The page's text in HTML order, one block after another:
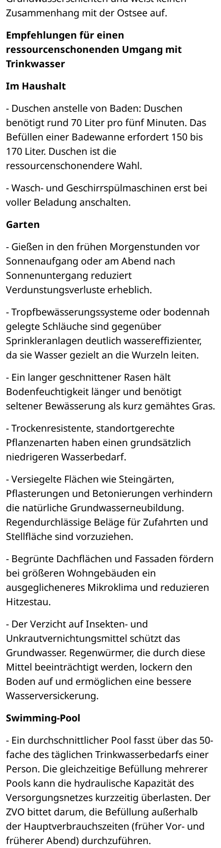
Zusammenhang mit der Ostsee auf.
Empfehlungen für einen
ressourcenschonenden Umgang mit
Trinkwasser
Im Haushalt
- Duschen anstelle von Baden: Duschen
benötigt rund 70 Liter pro fünf Minuten. Das
Befüllen einer Badewanne erfordert 150 bis
170 Liter. Duschen ist die
ressourcenschonendere Wahl.
- Wasch- und Geschirrspülmaschinen erst bei
voller Beladung anschalten.
Garten
- Gießen in den frühen Morgenstunden vor
Sonnenaufgang oder am Abend nach
Sonnenuntergang reduziert
Verdunstungsverluste erheblich.
- Tropfbewässerungssysteme oder bodennah
gelegte Schläuche sind gegenüber
Sprinkleranlagen deutlich wassereffizienter,
da sie Wasser gezielt an die Wurzeln leiten.
- Ein langer geschnittener Rasen hält
Bodenfeuchtigkeit länger und benötigt
seltener Bewässerung als kurz gemähtes Gras.
- Trockenresistente, standortgerechte
Pflanzenarten haben einen grundsätzlich
niedrigeren Wasserbedarf.
- Versiegelte Flächen wie Steingärten,
Pflasterungen und Betonierungen verhindern
die natürliche Grundwasserneubildung.
Regendurchlässige Beläge für Zufahrten und
Stellfläche sind vorzuziehen.
- Begrünte Dachflächen und Fassaden fördern
bei größeren Wohngebäuden ein
ausgeglicheneres Mikroklima und reduzieren
Hitzestau.
- Der Verzicht auf Insekten- und
Unkrautvernichtungsmittel schützt das
Grundwasser. Regenwürmer, die durch diese
Mittel beeinträchtigt werden, lockern den
Boden auf und ermöglichen eine bessere
Wasserversickerung.
Swimming-Pool
- Ein durchschnittlicher Pool fasst über das 50-
fache des täglichen Trinkwasserbedarfs einer
Person. Die gleichzeitige Befüllung mehrerer
Pools kann die hydraulische Kapazität des
Versorgungsnetzes kurzzeitig überlasten. Der
ZVO bittet darum, die Befüllung außerhalb
der Hauptverbrauchszeiten (früher Vor- und
früherer Abend) durchzuführen.